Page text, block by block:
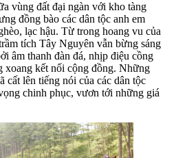
vùng đất đại ngàn với kho tàng
đồng bào các dân tộc anh em
lạc hậu. Từ trong hoang vu của
tích Tây Nguyên vẫn bừng sáng
âm thanh đàn đá, nhịp điệu cồng
xoang kết nối cộng đồng. Những
cất lên tiếng nói của các dân tộc
chinh phục, vươn tới những giá